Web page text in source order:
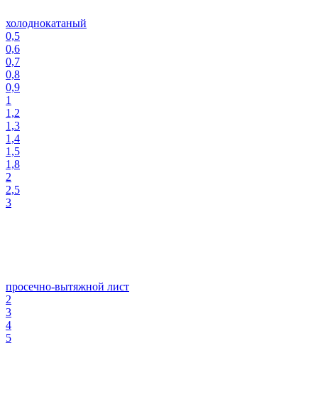
холоднокатаный
0,5
0,6
0,7
0,8
0,9
1
1,2
1,3
1,4
1,5
1,8
2
2,5
3
просечно-вытяжной лист
2
3
4
5